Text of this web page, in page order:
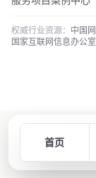
权威行业资源： 中国
国家互联网信息办公室
首页